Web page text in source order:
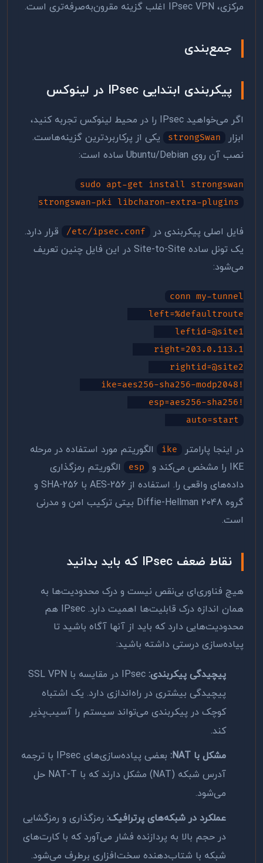
مرکزی، IPsec VPN اغلب گزینه مقرون‌به‌صرفه‌تری است.
جمع‌بندی
پیکربندی ابتدایی IPsec در لینوکس
اگر می‌خواهید IPsec را در محیط لینوکس تجربه کنید،
ابزار
strongSwan
یکی از پرکاربردترین گزینه‌هاست.
نصب آن روی Ubuntu/Debian ساده است:
sudo apt-get install strongswan
strongswan-pki libcharon-extra-plugins
فایل اصلی پیکربندی در /etc/ipsec.conf
قرار دارد.
یک تونل ساده Site-to-Site در این فایل چنین تعریف
می‌شود:
conn my-tunnel
left=%defaultroute
leftid=@site1
right=203.0.113.1
rightid=@site2
ike=aes256-sha256-modp2048!
esp=aes256-sha256!
auto=start
در اینجا پارامتر ike
الگوریتم مورد استفاده در مرحله
IKE را مشخص می‌کند و
esp
الگوریتم رمزگذاری
داده‌های واقعی را. استفاده از AES-256 با SHA-256 و
گروه Diffie-Hellman 2048 بیتی ترکیب امن و مدرنی
است.
نقاط ضعف IPsec که باید بدانید
هیچ فناوری‌ای بی‌نقص نیست و درک محدودیت‌ها به
همان اندازه درک قابلیت‌ها اهمیت دارد. IPsec هم
محدودیت‌هایی دارد که باید از آنها آگاه باشید تا
پیاده‌سازی درستی داشته باشید:
پیچیدگی پیکربندی:
IPsec در مقایسه با SSL VPN
پیچیدگی بیشتری در راه‌اندازی دارد. یک اشتباه
کوچک در پیکربندی می‌تواند سیستم را آسیب‌پذیر
کند.
مشکل با NAT:
بعضی پیاده‌سازی‌های IPsec با ترجمه
آدرس شبکه (NAT) مشکل دارند که با NAT-T حل
می‌شود.
عملکرد در شبکه‌های پرترافیک: رمزگذاری و رمزگشایی
در حجم بالا به پردازنده فشار می‌آورد که با کارت‌های
شبکه با شتاب‌دهنده سخت‌افزاری برطرف می‌شود.